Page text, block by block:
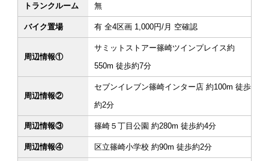
トランクルーム 無
バイク置場 有 全4区画 1,000円/月 空確認
周辺情報①
サミットストアー篠崎ツインプレイス約
550m 徒歩約7分
周辺情報②
セブンイレブン篠崎インター店 約100m 徒歩
約2分
周辺情報③ 篠崎５丁目公園 約280m 徒歩約4分
周辺情報④ 区立篠崎小学校 約90m 徒歩約2分